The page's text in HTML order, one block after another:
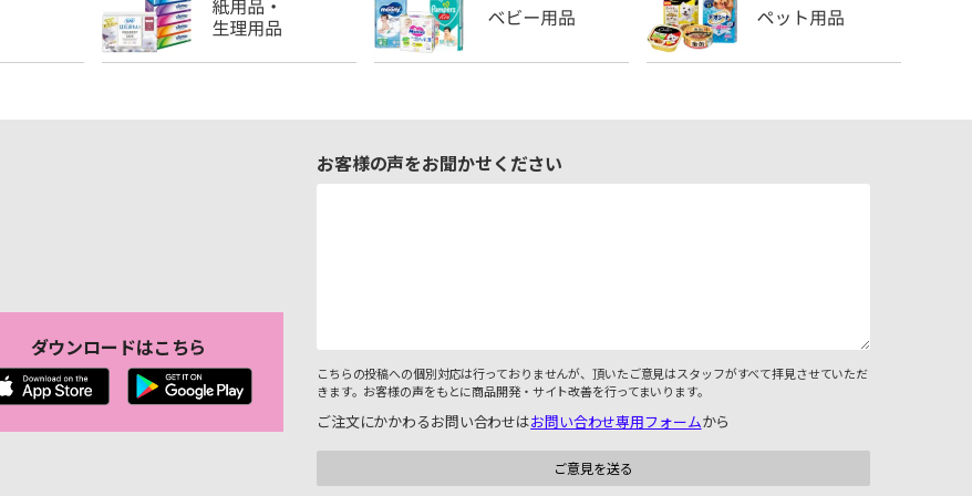
ダウンロードはこちら
お客様の声をお聞かせください
こちらの投稿への個別対応は行っておりませんが、頂いたご意見はスタッフがすべて拝見させていただ
きます。お客様の声をもとに商品開発・サイト改善を行ってまいります。
ご注文にかかわるお問い合わせはお問い合わせ専用フォームから